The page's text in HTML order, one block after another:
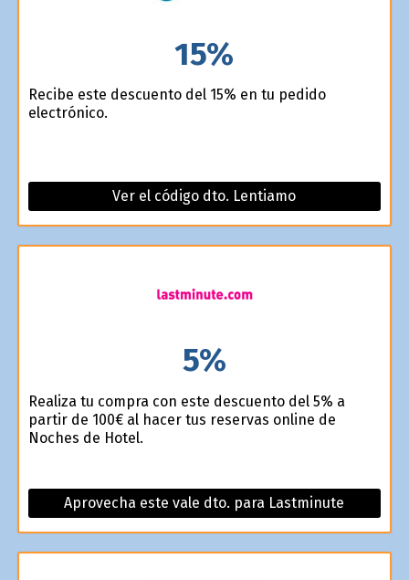
15%
Recibe este descuento del 15% en tu pedido
electrónico.
Ver el código dto. Lentiamo
5%
Realiza tu compra con este descuento del 5% a
partir de 100€ al hacer tus reservas online de
Noches de Hotel.
Aprovecha este vale dto. para Lastminute